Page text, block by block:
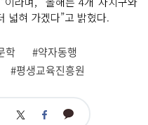
넓혀 가겠다”고 밝혔다.
학
#약자동행
#평생교육진흥원
트 페 카